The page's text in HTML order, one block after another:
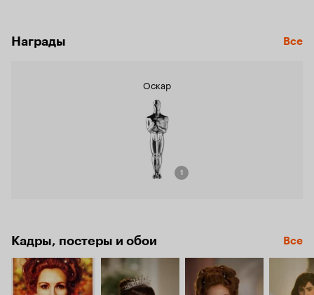
Награды Все
Оскар
1
Кадры, постеры и обои Все